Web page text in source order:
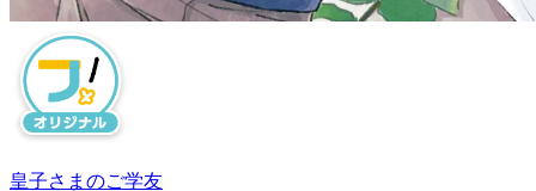
皇子さまのご学友